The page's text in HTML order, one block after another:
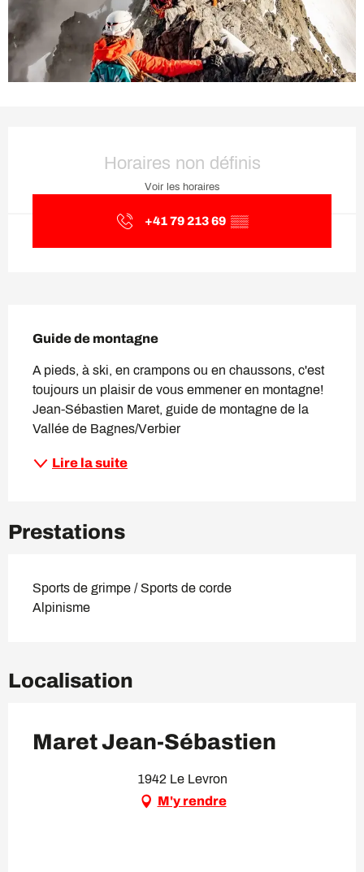
Horaires non définis
Voir les horaires
+41 79 213 69 ▒▒
Guide de montagne
A pieds, à ski, en crampons ou en chaussons, c'est
toujours un plaisir de vous emmener en montagne!
Jean-Sébastien Maret, guide de montagne de la
Vallée de Bagnes/Verbier
Lire la suite
Prestations
Sports de grimpe / Sports de corde
Alpinisme
Localisation
Maret Jean-Sébastien
1942 Le Levron
M'y rendre